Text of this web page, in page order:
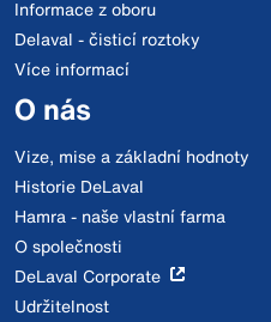
Informace z oboru
Delaval - čisticí roztoky
Více informací
O nás
Vize, mise a základní hodnoty
Historie DeLaval
Hamra - naše vlastní farma
O společnosti
DeLaval Corporate
Udržitelnost